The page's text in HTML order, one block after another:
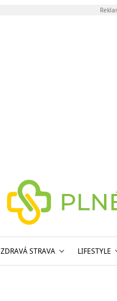
ZDRAVÁ STRAVA LIFESTYLE